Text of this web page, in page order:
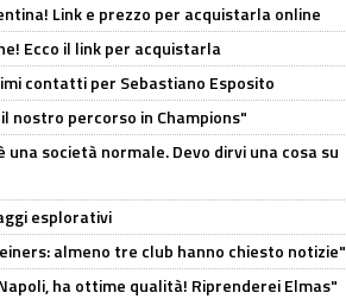
Link e prezzo per acquistarla online
Ecco il link per acquistarla
contatti per Sebastiano Esposito
nostro percorso in Champions"
società normale. Devo dirvi una cosa su
esplorativi
almeno tre club hanno chiesto notizie"
ha ottime qualità! Riprenderei Elmas"